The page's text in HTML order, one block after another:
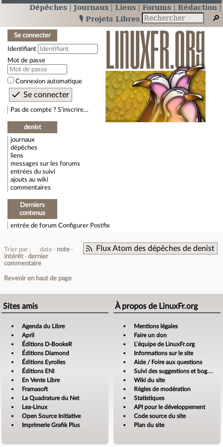
Dépêches Journaux Liens Forums
Rédaction
🎙️ Projets Libres
Se connecter
Identifiant
Mot de passe
Connexion automatique
Pas de compte ? S’inscrire…
denist
journaux
dépêches
liens
messages sur les forums
entrées du suivi
ajouts au wiki
commentaires
Derniers
contenus
entrée de forum Configurer Postfix
Flux Atom des dépêches de denist
Trier par : date
note
intérêt
dernier
commentaire
Revenir en haut de page
Sites amis
Agenda du Libre
April
Éditions D-BookeR
Éditions Diamond
Éditions Eyrolles
Éditions ENI
En Vente Libre
Framasoft
La Quadrature du Net
Lea-Linux
Open Source Initiative
Imprimerie Grafik Plus
À propos de LinuxFr.org
Mentions légales
Faire un don
L’équipe de LinuxFr.org
Informations sur le site
Aide / Foire aux questions
Suivi des suggestions et bogues
Wiki du site
Règles de modération
Statistiques
API pour le développement
Code source du site
Plan du site